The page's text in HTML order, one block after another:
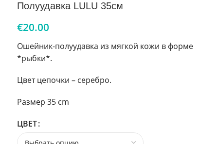
Полуудавка LULU 35см
€20.00
Ошейник-полуудавка из мягкой кожи в форме
*рыбки*.
Цвет цепочки – серебро.
Размер 35 cm
ЦВЕТ